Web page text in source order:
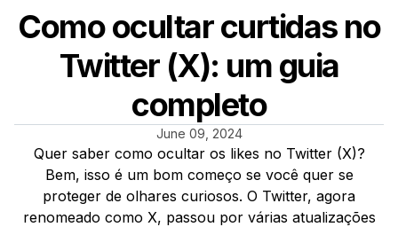
Como ocultar curtidas no
Twitter (X): um guia
completo
June 09, 2024
Quer saber como ocultar os likes no Twitter (X)?
Bem, isso é um bom começo se você quer se
proteger de olhares curiosos. O Twitter, agora
renomeado como X, passou por várias atualizações